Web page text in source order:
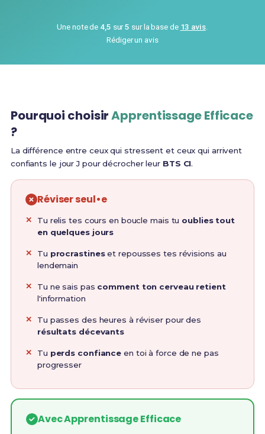
Une note de 4,5 sur5 sur la base de 13 avis.
Rédiger un avis
Pourquoi choisirApprentissage Efficace
?
La différence entre ceux qui stressent et ceux qui arrivent
confiants le jour J pour décrocher leur BTS CI.
Réviser seul•e
Tu relis tes cours en boucle mais tu oublies tout
en quelques jours
Tu procrastineset repousses tes révisions au
lendemain
Tu ne sais pas comment ton cerveau retient
l'information
Tu passes des heures à réviser pour des
résultats décevants
Tu perds confiance en toi à force de ne pas
progresser
Avec Apprentissage Efficace